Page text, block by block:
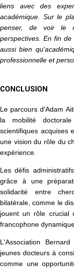
liens avec des
académique. Sur le
penser, de voir le
perspectives. En fin
aussi bien
professionnelle et
CONCLUSION
Le parcours d'Adam
la mobilité
scientifiques acquises
une vision du rôle du
expérience.
Les défis
grâce à une
solidarité entre
bilatérale, comme le
jouent un rôle crucial
francophone
L'Association
jeunes docteurs à
comme une